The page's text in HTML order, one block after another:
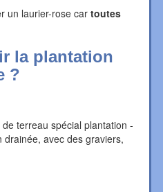
un laurier-rose car toutes
la plantation
?
terreau spécial plantation -
avec des graviers,